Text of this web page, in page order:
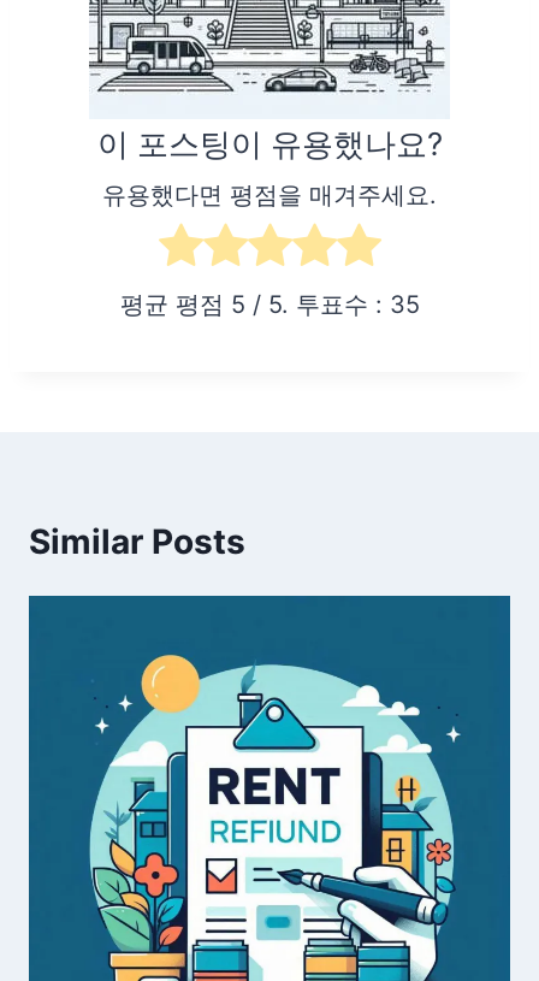
이 포스팅이 유용했나요?
유용했다면 평점을 매겨주세요.
평균 평점 5 / 5. 투표수 : 35
Similar Posts